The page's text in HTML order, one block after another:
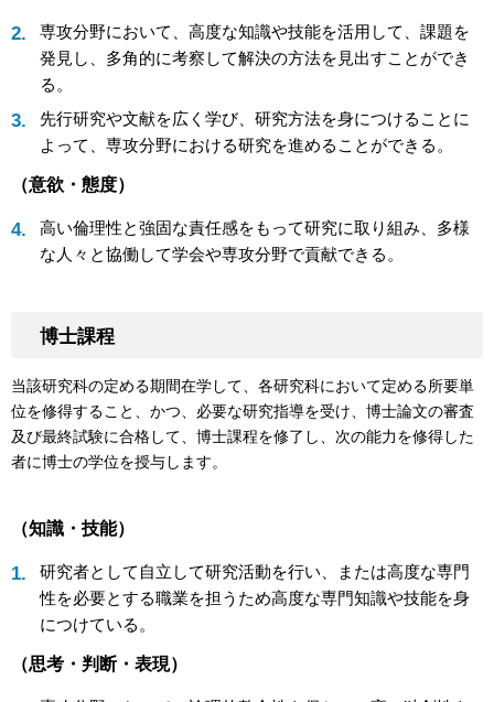
専攻分野において、高度な知識や技能を活用して、課題を
発見し、多角的に考察して解決の方法を見出すことができ
る。
先行研究や文献を広く学び、研究方法を身につけることに
よって、専攻分野における研究を進めることができる。
（意欲・態度）
高い倫理性と強固な責任感をもって研究に取り組み、多様
な人々と協働して学会や専攻分野で貢献できる。
博士課程
当該研究科の定める期間在学して、各研究科において定める所要単
位を修得すること、かつ、必要な研究指導を受け、博士論文の審査
及び最終試験に合格して、博士課程を修了し、次の能力を修得した
者に博士の学位を授与します。
（知識・技能）
研究者として自立して研究活動を行い、または高度な専門
性を必要とする職業を担うため高度な専門知識や技能を身
につけている。
（思考・判断・表現）